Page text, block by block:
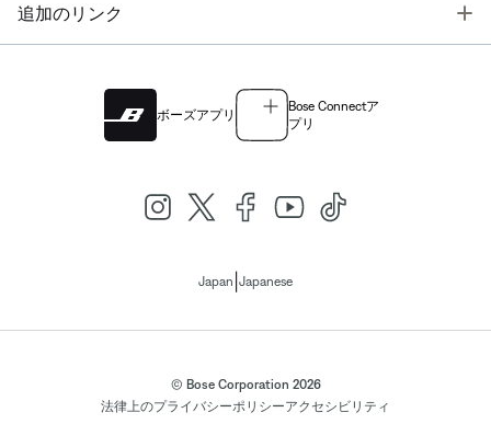
追加のリンク
ボーズアプリ
Bose Connectア
プリ
Japan Japanese
© Bose Corporation 2026
法律上のプライバシーポリシーアクセシビリティ